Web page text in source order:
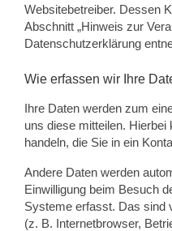
Websitebetreiber. Dessen
Abschnitt „Hinweis zur
Datenschutzerklärung
Wie erfassen wir Ihre
Ihre Daten werden zum
uns diese mitteilen.
handeln, die Sie in ein
Andere Daten werden
Einwilligung beim Besuch
Systeme erfasst. Das sind
(z. B. Internetbrowser,